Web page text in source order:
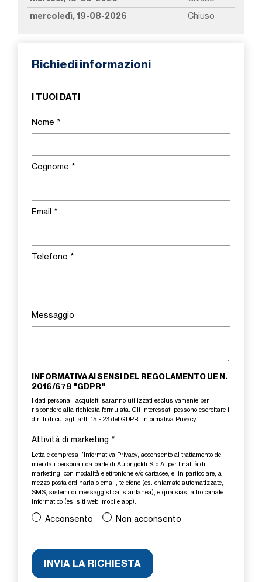
mercoledì, 19-08-2026 Chiuso
Richiedi informazioni
I TUOI DATI
Nome *
Cognome *
Email *
Telefono *
Messaggio
INFORMATIVA AI SENSI DEL REGOLAMENTO UE N.
2016/679 "GDPR"
I dati personali acquisiti saranno utilizzati esclusivamente per
rispondere alla richiesta formulata. Gli Interessati possono esercitare i
diritti di cui agli artt. 15 - 23 del GDPR.
Informativa Privacy.
Attività di marketing *
Letta e compresa l’ Informativa Privacy, acconsento al trattamento dei
miei dati personali da parte di Autorigoldi S.p.A. per finalità di
marketing, con modalità elettroniche e/o cartacee, e, in particolare, a
mezzo posta ordinaria o email, telefono (es. chiamate automatizzate,
SMS, sistemi di messaggistica istantanea), e qualsiasi altro canale
informatico (es. siti web, mobile app).
Acconsento Non acconsento